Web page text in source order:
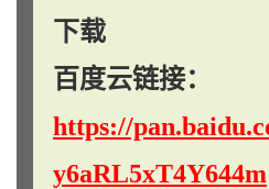
下载
百度云链接：
https://
y6aRL5xT4Y644m